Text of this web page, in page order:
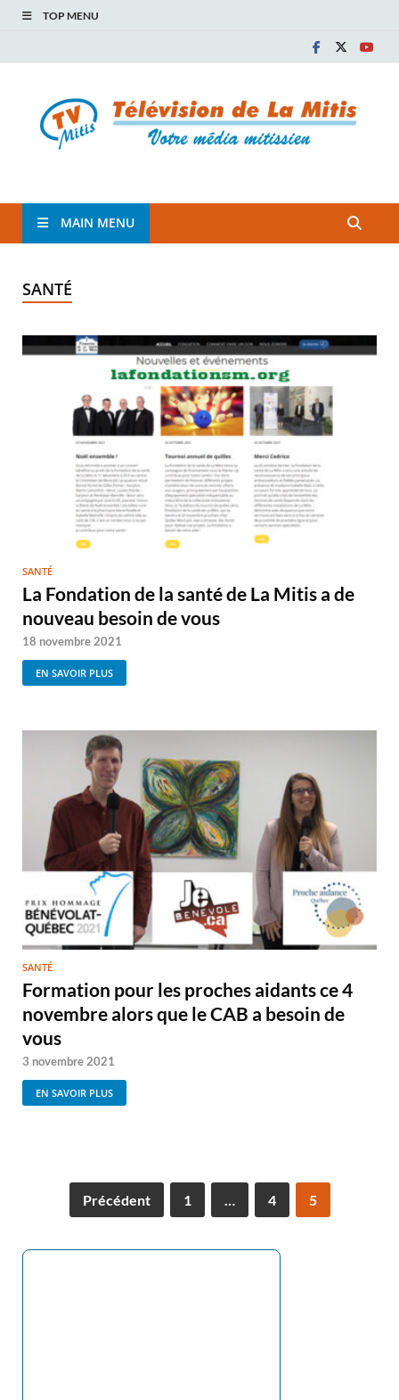
TOP MENU
TVM
MAIN MENU
SANTÉ
SANTÉ
La Fondation de la santé de La Mitis a de
nouveau besoin de vous
18 novembre 2021
EN SAVOIR PLUS
SANTÉ
Formation pour les proches aidants ce 4
novembre alors que le CAB a besoin de
vous
3 novembre 2021
EN SAVOIR PLUS
Précédent 1 … 4 5